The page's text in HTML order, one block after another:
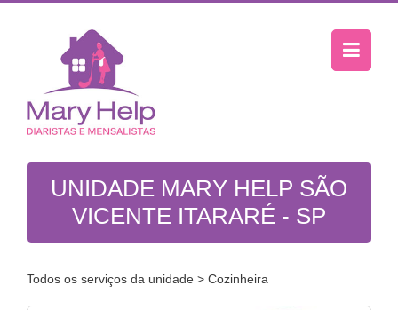
UNIDADE MARY HELP SÃO
VICENTE ITARARÉ - SP
Todos os serviços da unidade > Cozinheira